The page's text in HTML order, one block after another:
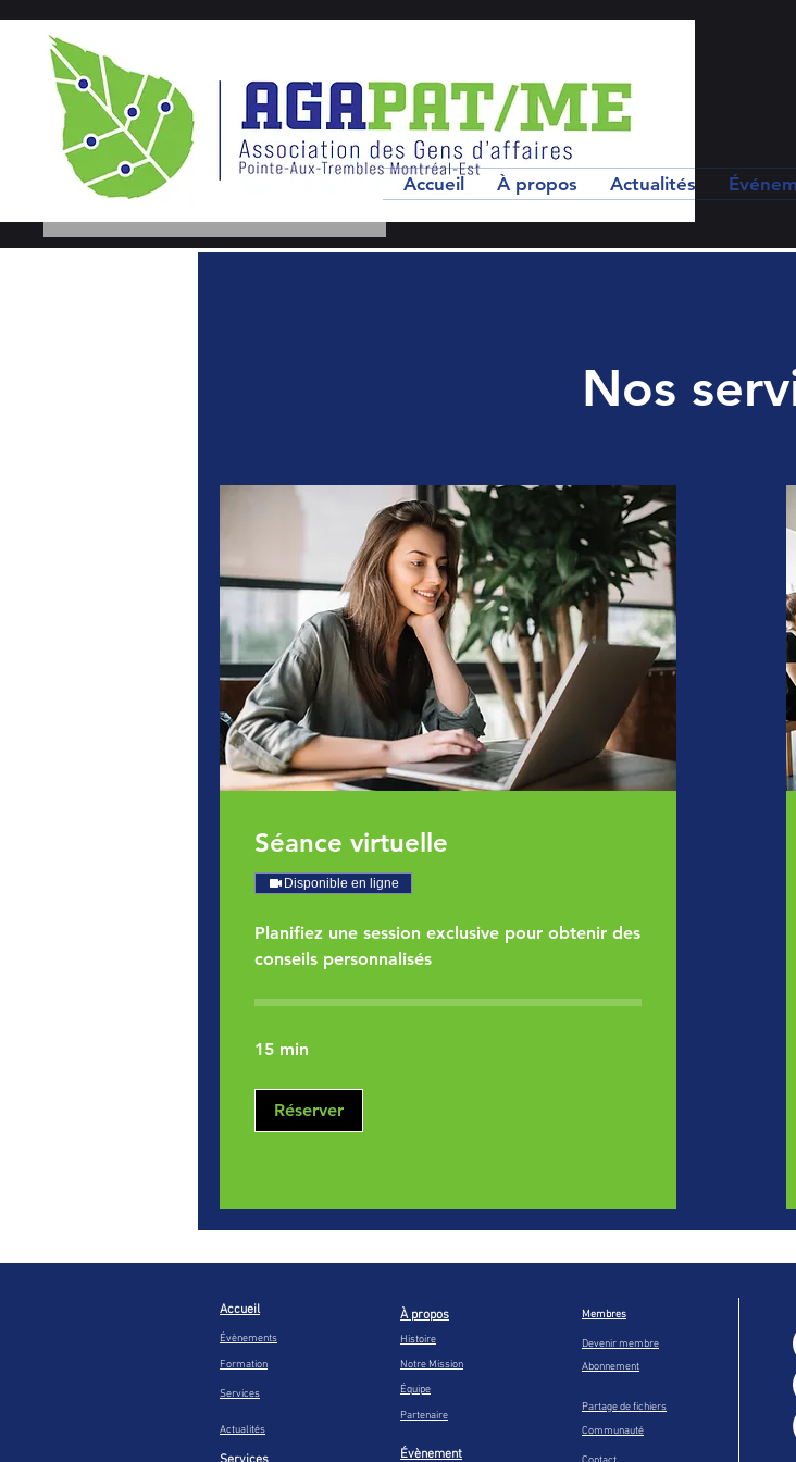
Accueil À propos Actualités
Nos
Séance virtuelle
Disponible en ligne
Planifiez une session exclusive pour obtenir des
conseils personnalisés
15 min
Réserver
Accueil
Évènements
Formation
Services
Actualités
À propos
Histoire
Notre Mission
Équipe
Partenaire
Évènement
Membres
Abonnement
Partage de fichiers
Communauté
Devenir membre